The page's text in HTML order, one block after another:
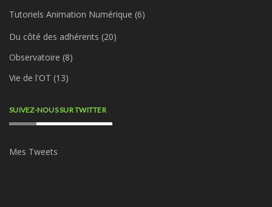
Tutoriels Animation Numérique (6)
Du côté des adhérents (20)
Observatoire (8)
Vie de l'OT (13)
SUIVEZ-NOUS SUR TWITTER
Mes Tweets